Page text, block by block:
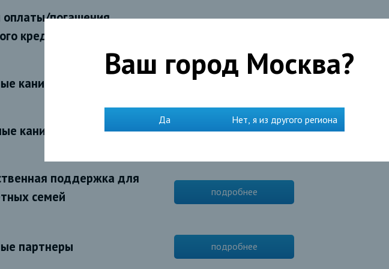
оплаты/погашения
кредита СЕВЕРГАЗБАНКА
каникулы
каникулы подробнее
поддержка для
семей
подробнее
партнеры подробнее
Ваш город Москва?
Да Нет, я из другого региона